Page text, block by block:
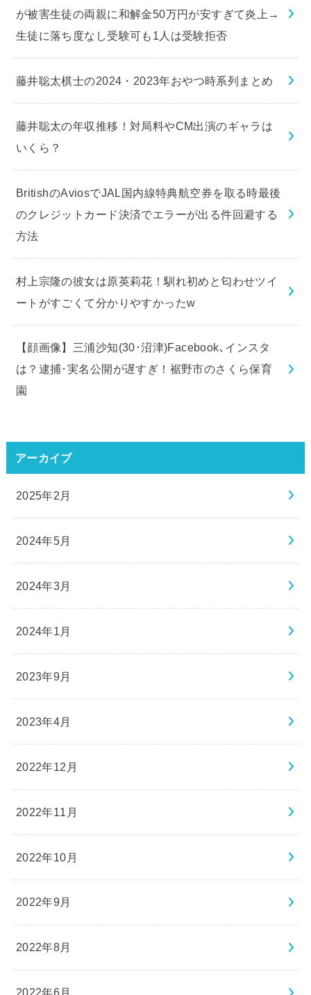
が被害生徒の両親に和解金50万円が安すぎて炎上→
生徒に落ち度なし受験可も1人は受験拒否
藤井聡太棋士の2024・2023年おやつ時系列まとめ
藤井聡太の年収推移！対局料やCM出演のギャラは
いくら？
BritishのAviosでJAL国内線特典航空券を取る時最後
のクレジットカード決済でエラーが出る件回避する
方法
村上宗隆の彼女は原英莉花！馴れ初めと匂わせツイ
ートがすごくて分かりやすかったw
【顔画像】三浦沙知(30･沼津)Facebook､インスタ
は？逮捕･実名公開が遅すぎ！裾野市のさくら保育
園
アーカイブ
2025年2月
2024年5月
2024年3月
2024年1月
2023年9月
2023年4月
2022年12月
2022年11月
2022年10月
2022年9月
2022年8月
2022年6月